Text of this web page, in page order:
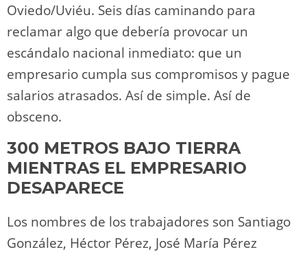
Oviedo/Uviéu. Seis días caminando para
reclamar algo que debería provocar un
escándalo nacional inmediato: que un
empresario cumpla sus compromisos y pague
salarios atrasados. Así de simple. Así de
obsceno.
300 METROS BAJO TIERRA
MIENTRAS EL EMPRESARIO
DESAPARECE
Los nombres de los trabajadores son Santiago
González, Héctor Pérez, José María Pérez